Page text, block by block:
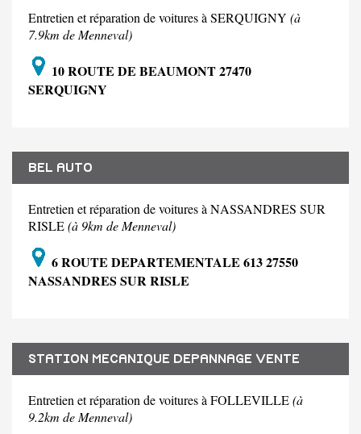
Entretien et réparation de voitures à SERQUIGNY (à
7.9km de Menneval)
10 ROUTE DE BEAUMONT 27470
SERQUIGNY
BEL AUTO
Entretien et réparation de voitures à NASSANDRES SUR
RISLE(à 9km de Menneval)
6 ROUTE DEPARTEMENTALE 613 27550
NASSANDRES SUR RISLE
STATION MECANIQUE DEPANNAGE VENTE
Entretien et réparation de voitures à FOLLEVILLE(à
9.2km de Menneval)